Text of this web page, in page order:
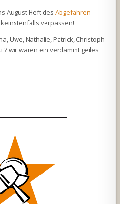
August Heft desAbgefahren
keinstenfalls verpassen!
Uwe, Nathalie, Patrick, Christoph
? wir waren ein verdammt geiles